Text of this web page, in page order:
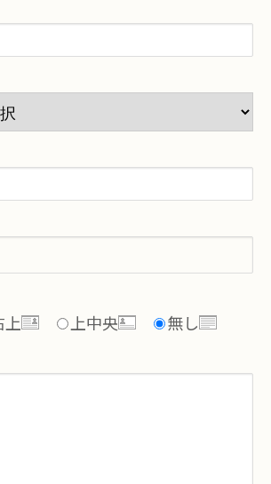
上 上中央 無し